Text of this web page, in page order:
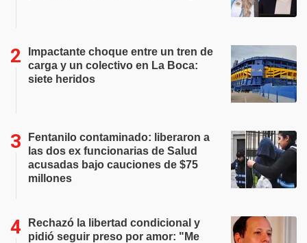
Impactante choque entre un tren de
carga y un colectivo en La Boca:
siete heridos
Fentanilo contaminado: liberaron a
las dos ex funcionarias de Salud
acusadas bajo cauciones de $75
millones
Rechazó la libertad condicional y
pidió seguir preso por amor: "Me